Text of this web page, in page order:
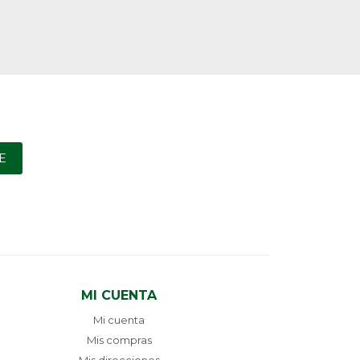
MI CUENTA
Mi cuenta
Mis compras